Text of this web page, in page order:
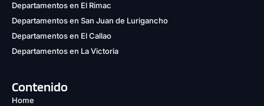
Departamentos en El Rimac
Departamentos en San Juan de Lurigancho
Departamentos en El Callao
Departamentos en La Victoria
Contenido
Home